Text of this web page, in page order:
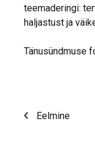
teemaderingi:
haljastust ja
Tänusündmuse
Eelmine